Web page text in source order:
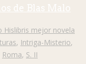
de Blas Malo
Hislibris mejor novela
, Intriga-Misterio,
Roma, S. II